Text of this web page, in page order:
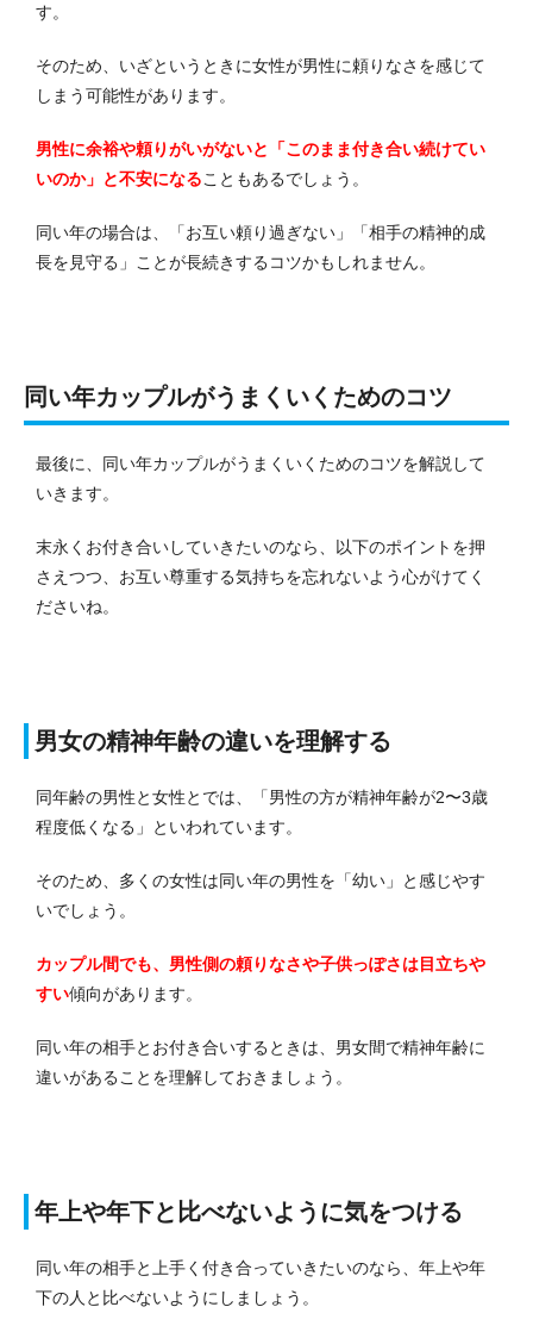
す。
そのため、いざというときに女性が男性に頼りなさを感じて
しまう可能性があります。
男性に余裕や頼りがいがないと「このまま付き合い続けてい
いのか」と不安になることもあるでしょう。
同い年の場合は、「お互い頼り過ぎない」「相手の精神的成
長を見守る」ことが長続きするコツかもしれません。
同い年カップルがうまくいくためのコツ
最後に、同い年カップルがうまくいくためのコツを解説して
いきます。
末永くお付き合いしていきたいのなら、以下のポイントを押
さえつつ、お互い尊重する気持ちを忘れないよう心がけてく
ださいね。
男女の精神年齢の違いを理解する
同年齢の男性と女性とでは、「男性の方が精神年齢が2〜3歳
程度低くなる」といわれています。
そのため、多くの女性は同い年の男性を「幼い」と感じやす
いでしょう。
カップル間でも、男性側の頼りなさや子供っぽさは目立ちや
すい傾向があります。
同い年の相手とお付き合いするときは、男女間で精神年齢に
違いがあることを理解しておきましょう。
年上や年下と比べないように気をつける
同い年の相手と上手く付き合っていきたいのなら、年上や年
下の人と比べないようにしましょう。